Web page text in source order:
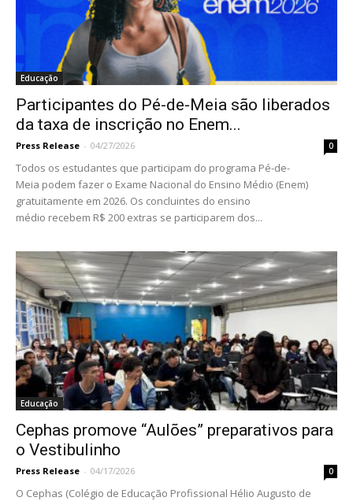
Educação
Participantes do Pé-de-Meia são liberados
da taxa de inscrição no Enem...
Press Release - 04/27/2026 0
Todos os estudantes que participam do programa Pé-de-
Meia podem fazer o Exame Nacional do Ensino Médio (Enem)
gratuitamente em 2026. Os concluintes do ensino
médio recebem R$ 200 extras se participarem dos...
Educação
Cephas promove “Aulões” preparativos para
o Vestibulinho
Press Release - 04/17/2026 0
O Cephas (Colégio de Educação Profissional Hélio Augusto de